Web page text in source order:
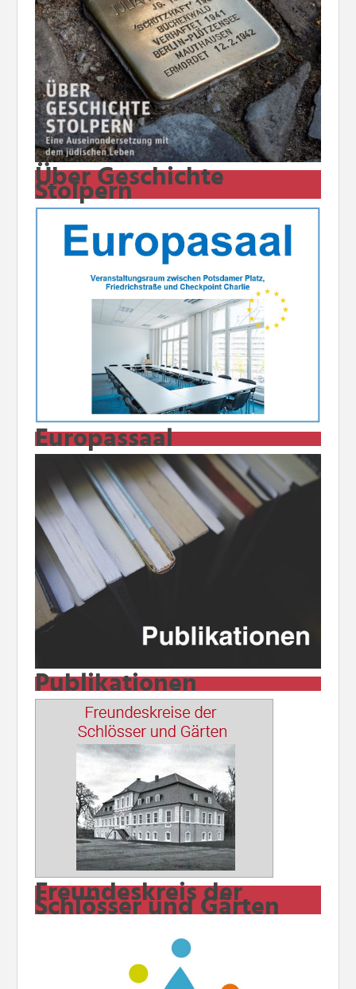
Über Geschichte
Stolpern
Europassaal
Publikationen
Freundeskreis der
Schlösser und Gärten